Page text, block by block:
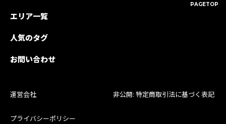
PAGETOP
エリア一覧
人気のタグ
お問い合わせ
運営会社 非公開: 特定商取引法に基づく表記
プライバシーポリシー